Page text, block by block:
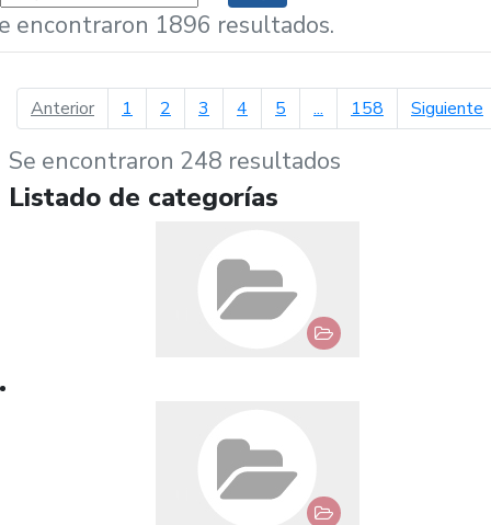
encontraron 1896 resultados.
Anteriorpágina anterior
1 2 3 4 5 ... 158 Siguiente
Se encontraron 248 resultados
Listado de categorías